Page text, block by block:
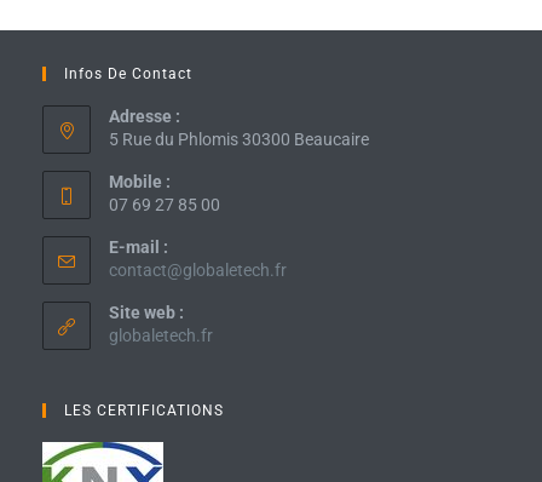
Infos De Contact
Adresse :
5 Rue du Phlomis 30300 Beaucaire
Mobile :
07 69 27 85 00
E-mail :
contact@globaletech.fr
Site web :
globaletech.fr
LES CERTIFICATIONS